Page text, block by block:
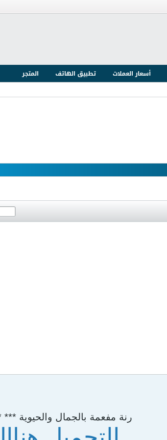
أسعار العملات تطبيق الهاتف
المتجر
التحميل هنااا